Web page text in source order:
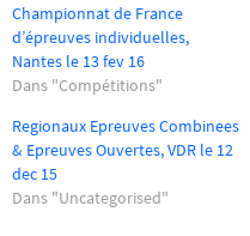
Championnat de France
d’épreuves individuelles,
Nantes le 13 fev 16
Dans "Compétitions"
Regionaux Epreuves Combinees
& Epreuves Ouvertes, VDR le 12
dec 15
Dans "Uncategorised"